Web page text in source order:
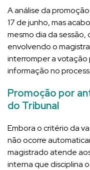
A análise da
17 de junho, mas
mesmo dia da
envolvendo o
interromper a votação
informação no
Promoção por
do Tribunal
Embora o critério da
não ocorre
magistrado atende
interna que disciplina